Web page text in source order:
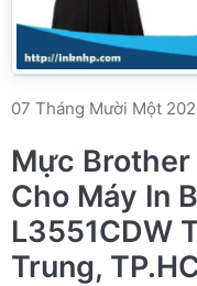
07 Tháng Mười Một
Mực
Cho Máy In
L3551CDW
Trung,